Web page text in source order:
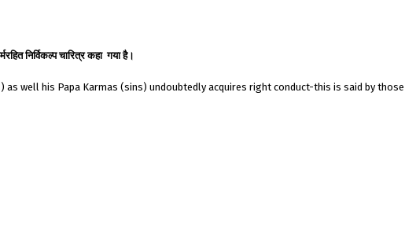
निर्विकल्प चारित्र कहा गया है।
as well his Papa Karmas (sins) undoubtedly acquires right conduct-this is said by